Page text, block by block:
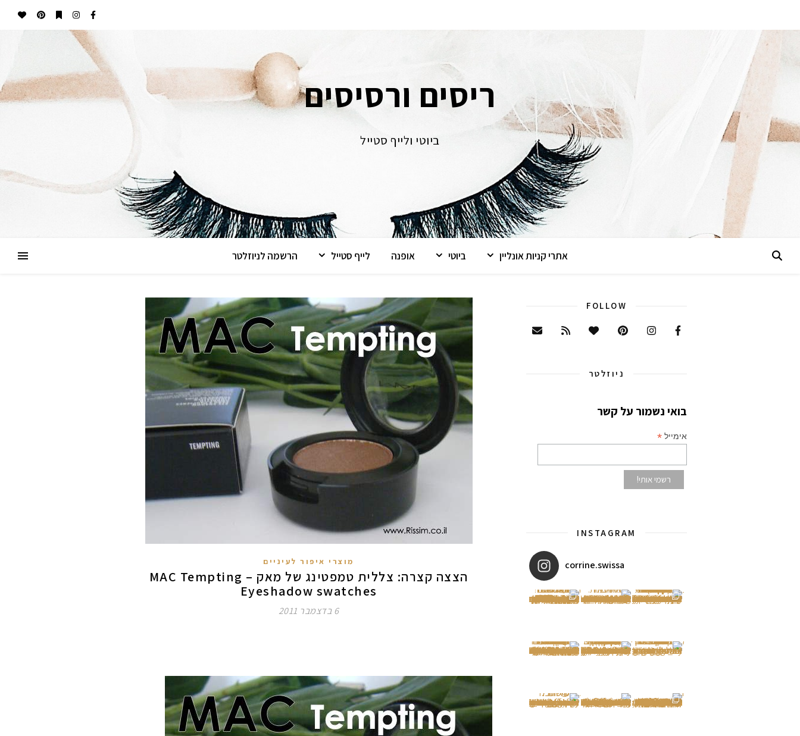
ריסים ורסיסים
ביוטי ולייף סטייל
אתרי קניות אונליין ביוטי אופנה לייף סטייל הרשמה לניוזלטר
מוצרי איפור לעיניים
הצצה קצרה: צללית טמפטינג של מאק – MAC Tempting
Eyeshadow swatches
6 בדצמבר 2011
FOLLOW
ניוזלטר
בואי נשמור על קשר
אימייל *
INSTAGRAM
corrine.swissa
איזו אהבתם יותר? הראשונה אומקדמי הגנה מומלצים - עכשיו ב
פעילות ממש מגניבה עכשיו בפיאומרים שאם מצמידים קונכיה מ
מישהו שיסתכל עליי ככה . . . #הסטודיושלקורין - פינה חדשה